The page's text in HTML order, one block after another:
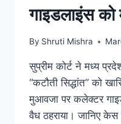
गाइडलाइंस को
By Shruti Mishra
सुप्रीम कोर्ट ने मध्य
“कटौती सिद्धांत” को
मुआवजा पर कलेक्टर
वैध ठहराया। जानिए